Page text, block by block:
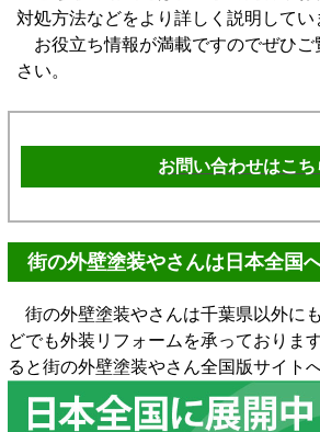
対処方法などをより詳しく説明してい
お役立ち情報が満載ですのでぜひご
さい。
お問い合わせはこち
街の外壁塗装やさんは日本全国
街の外壁塗装やさんは千葉県以外に
どでも外装リフォームを承っておりま
ると街の外壁塗装やさん全国版サイト